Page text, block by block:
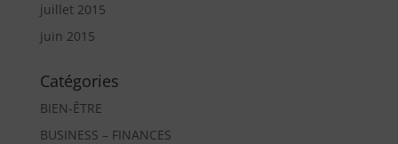
juillet 2015
juin 2015
Catégories
BIEN-ÊTRE
BUSINESS – FINANCES